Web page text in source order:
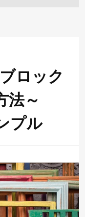
ロック
法～
プル